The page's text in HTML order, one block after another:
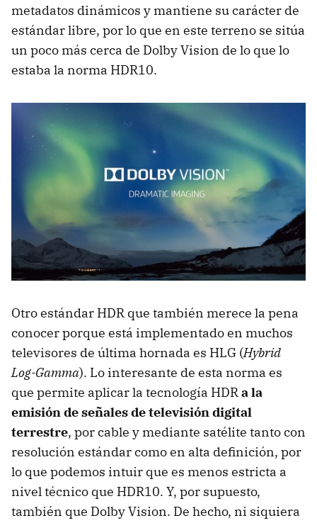
metadatos dinámicos y mantiene su carácter de
estándar libre, por lo que en este terreno se sitúa
un poco más cerca de Dolby Vision de lo que lo
estaba la norma HDR10.
Otro estándar HDR que también merece la pena
conocer porque está implementado en muchos
televisores de última hornada es HLG (Hybrid
Log-Gamma). Lo interesante de esta norma es
que permite aplicar la tecnología HDRa la
emisión de señales de televisión digital
terrestre, por cable y mediante satélite tanto con
resolución estándar como en alta definición, por
lo que podemos intuir que es menos estricta a
nivel técnico que HDR10. Y, por supuesto,
también que Dolby Vision. De hecho, ni siquiera